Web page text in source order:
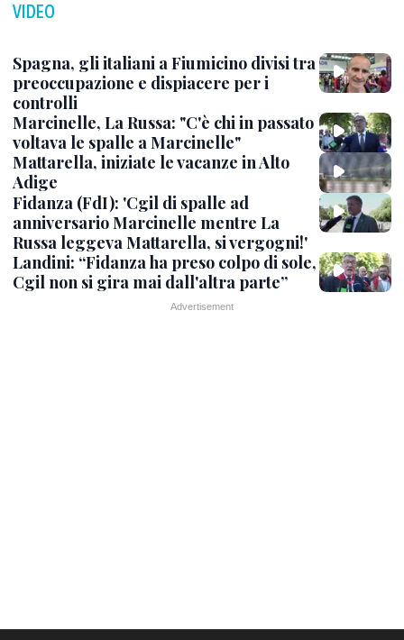
VIDEO
Spagna, gli italiani a Fiumicino divisi tra
preoccupazione e dispiacere per i
controlli
Marcinelle, La Russa: "C'è chi in passato
voltava le spalle a Marcinelle"
Mattarella, iniziate le vacanze in Alto
Adige
Fidanza (FdI): 'Cgil di spalle ad
anniversario Marcinelle mentre La
Russa leggeva Mattarella, si vergogni!'
Landini: “Fidanza ha preso colpo di sole,
Cgil non si gira mai dall'altra parte”